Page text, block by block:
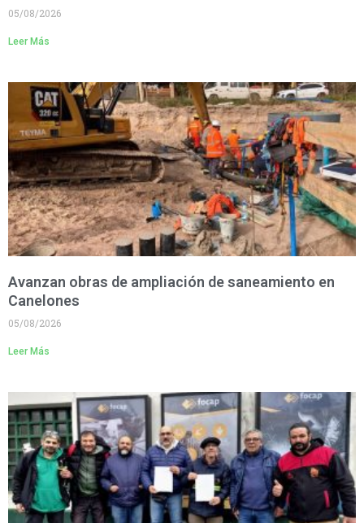
05/08/2026
Leer Más
Avanzan obras de ampliación de saneamiento en
Canelones
05/08/2026
Leer Más